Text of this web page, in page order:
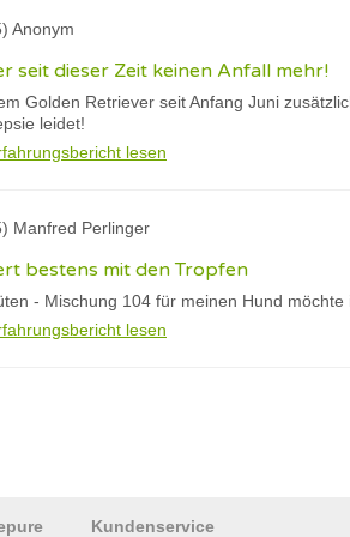
Anonym
seit dieser Zeit keinen Anfall mehr!
Golden Retriever seit Anfang Juni
leidet!
lesen
Manfred Perlinger
bestens mit den Tropfen
- Mischung 104 für meinen Hund
lesen
Kundenservice